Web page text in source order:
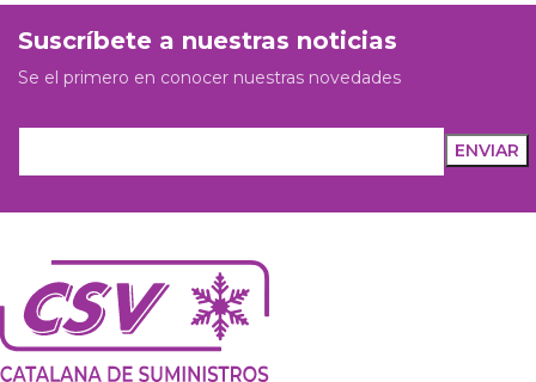
Suscríbete a nuestras noticias
Se el primero en conocer nuestras novedades